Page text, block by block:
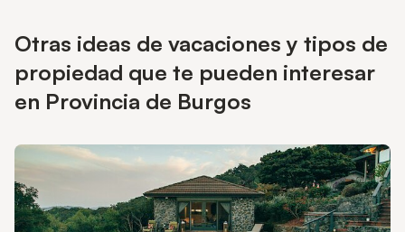
Otras ideas de vacaciones y tipos de
propiedad que te pueden interesar
en Provincia de Burgos